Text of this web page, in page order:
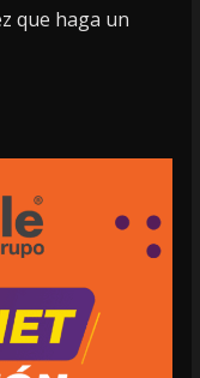
que haga un